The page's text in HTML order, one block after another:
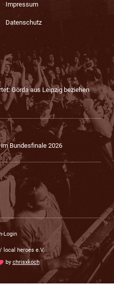
Impressum
Datenschutz
Görda aus Leipzig beziehen
Bundesfinale 2026
Login
heroes e.V.
by chrisxkoch